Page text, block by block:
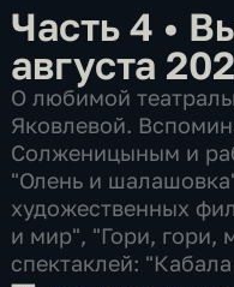
Часть 4 •
августа
О любимой
Яковлевой.
Солженицыным и
"Олень и
художественных
и мир", "Гори, гори,
спектаклей: